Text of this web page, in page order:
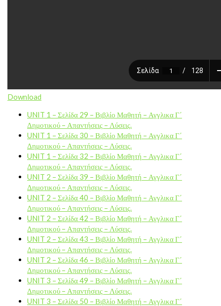
Download
UNIT 1 – Σελίδα 29 – Βιβλίο Μαθητή – Αγγλικα Γ΄
Δημοτικού – Απαντήσεις – Λύσεις.
UNIT 1 – Σελίδα 30 – Βιβλίο Μαθητή – Αγγλικα Γ΄
Δημοτικού – Απαντήσεις – Λύσεις.
UNIT 1 – Σελίδα 32 – Βιβλίο Μαθητή – Αγγλικα Γ΄
Δημοτικού – Απαντήσεις – Λύσεις.
UNIT 2 – Σελίδα 39 – Βιβλίο Μαθητή – Αγγλικα Γ΄
Δημοτικού – Απαντήσεις – Λύσεις.
UNIT 2 – Σελίδα 40 – Βιβλίο Μαθητή – Αγγλικα Γ΄
Δημοτικού – Απαντήσεις – Λύσεις.
UNIT 2 – Σελίδα 42 – Βιβλίο Μαθητή – Αγγλικα Γ΄
Δημοτικού – Απαντήσεις – Λύσεις.
UNIT 2 – Σελίδα 43 – Βιβλίο Μαθητή – Αγγλικα Γ΄
Δημοτικού – Απαντήσεις – Λύσεις.
UNIT 2 – Σελίδα 46 – Βιβλίο Μαθητή – Αγγλικα Γ΄
Δημοτικού – Απαντήσεις – Λύσεις.
UNIT 3 – Σελίδα 49 – Βιβλίο Μαθητή – Αγγλικα Γ΄
Δημοτικού – Απαντήσεις – Λύσεις.
UNIT 3 – Σελίδα 50 – Βιβλίο Μαθητή – Αγγλικα Γ΄